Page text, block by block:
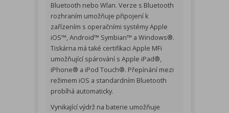
Bluetooth nebo Wlan. Verze s Bluetooth
rozhraním umožňuje připojení k
zařízením s operačními systémy Apple
iOS™, Android™ Symbian™ a Windows®.
Tiskárna má také certifikaci Apple MFi
umožňující spárování s Apple iPad®,
iPhone® a iPod Touch®. Přepínání mezi
režimem iOS a standardním Bluetooth
probíhá automaticky.
Vynikající výdrž na baterie umožňuje